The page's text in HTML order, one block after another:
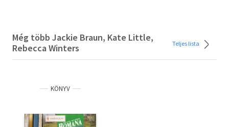
Még több Jackie Braun, Kate Little,
Rebecca Winters
Teljes lista
KÖNYV